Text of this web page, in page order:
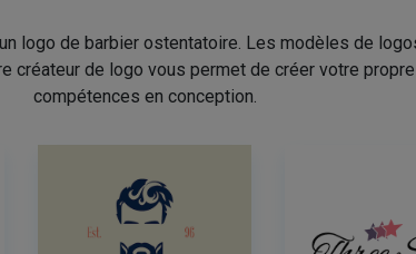
logo de barbier ostentatoire. Les modèles de
créateur de logo vous permet de créer votre
compétences en conception.